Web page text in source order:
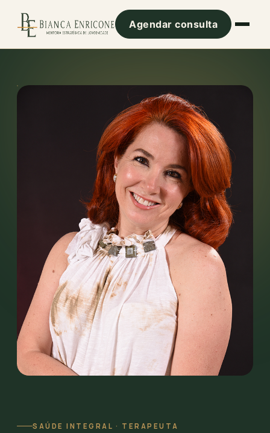
Agendar consulta
SAÚDE INTEGRAL · TERAPEUTA